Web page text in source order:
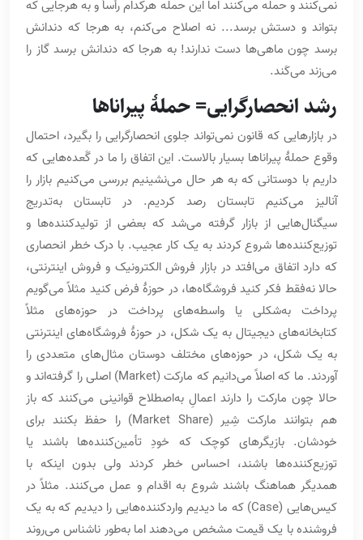
نمی‌کنند و حمله می‌کنند اما این حمله هرکدام رأساً و به هرجایی که
بتواند و دستش برسد... نه اصلاح می‌کنم، به هرجا که دندانش
برسد چون ماهی‌ها دست ندارند! به هرجا که دندانش برسد گاز را
می‌زند می‌کَند.
رشد انحصارگرایی= حملۀ پیراناها
در بازارهایی که قانون نمی‌تواند جلوی انحصارگرایی را بگیرد، احتمال
وقوع حملۀ پیراناها بسیار بالاست. این اتفاق را ما در گَعده‌هایی که
داریم با دوستانی که به هر حال می‌نشینیم بررسی می‌کنیم بازار را
آنالیز می‌کنیم تابستان رصد کردیم. در تابستان به‌تدریج
سیگنال‌هایی از بازار گرفته می‌شد که بعضی از تولیدکننده‌ها و
توزیع‌کننده‌ها شروع کردند به یک کار عجیب. با درک خطر انحصاری
که دارد اتفاق می‌افتد در بازار فروش الکترونیک و فروش اینترنتی،
حالا نه‌فقط فکر کنید فروشگاه‌ها، در حوزۀ فرض کنید مثلاً می‌گویم
پرداخت به‌شکلی یا واسطه‌های پرداخت در حوزه‌های مثلاً
کتابخانه‌های دیجیتال به یک شکل، در حوزۀ فروشگاه‌های اینترنتی
به یک شکل، در حوزه‌های مختلف دوستان مثال‌های متعددی را
آوردند. ما که اصلاً می‌دانیم که مارکت (Market) اصلی را گرفته‌اند و
حالا چون مارکت را دارند اعمالِ به‌اصطلاح قوانینی می‌کنند که باز
هم بتوانند مارکت شِیر (Market Share) را حفظ بکنند برای
خودشان. بازیگرهای کوچک که خودِ تأمین‌کننده‌ها باشند یا
توزیع‌کننده‌ها باشند، احساس خطر کردند ولی بدون اینکه با
همدیگر هماهنگ باشند شروع به اقدام و عمل می‌کنند. مثلاً در
کیس‌هایی (Case) که ما دیدیم واردکننده‌هایی را دیدیم که به یک
فروشنده با یک قیمت مشخص می‌دهند اما به‌طور ناشناس می‌روند